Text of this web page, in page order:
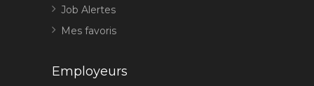
Job Alertes
Mes favoris
Employeurs